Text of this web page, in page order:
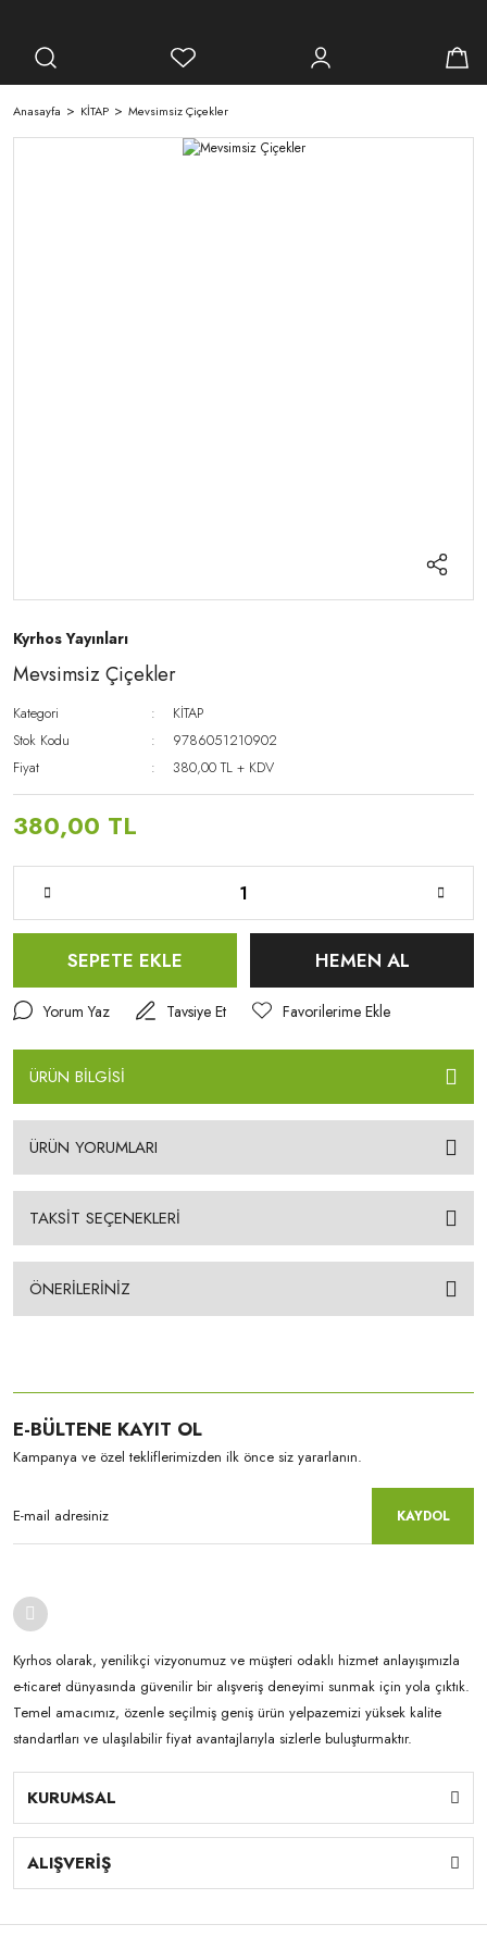
Anasayfa KİTAP Mevsimsiz Çiçekler
Kyrhos Yayınları
Mevsimsiz Çiçekler
Kategori
KİTAP
Stok Kodu
9786051210902
Fiyat
380,00 TL + KDV
380,00 TL
SEPETE EKLE HEMEN AL
Yorum Yaz Tavsiye Et
ÜRÜN BİLGİSİ
ÜRÜN YORUMLARI
TAKSİT SEÇENEKLERİ
ÖNERİLERİNİZ
E-BÜLTENE KAYIT OL
Kampanya ve özel tekliflerimizden ilk önce siz yararlanın.
KAYDOL
Kyrhos olarak, yenilikçi vizyonumuz ve müşteri odaklı hizmet anlayışımızla
e-ticaret dünyasında güvenilir bir alışveriş deneyimi sunmak için yola çıktık.
Temel amacımız, özenle seçilmiş geniş ürün yelpazemizi yüksek kalite
standartları ve ulaşılabilir fiyat avantajlarıyla sizlerle buluşturmaktır.
KURUMSAL
ALIŞVERİŞ